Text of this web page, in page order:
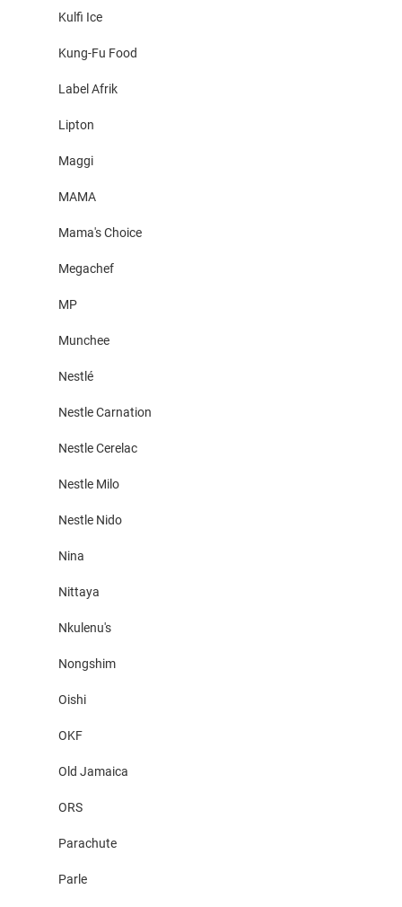
Kulfi Ice
Kung-Fu Food
Label Afrik
Lipton
Maggi
MAMA
Mama's Choice
Megachef
MP
Munchee
Nestlé
Nestle Carnation
Nestle Cerelac
Nestle Milo
Nestle Nido
Nina
Nittaya
Nkulenu's
Nongshim
Oishi
OKF
Old Jamaica
ORS
Parachute
Parle